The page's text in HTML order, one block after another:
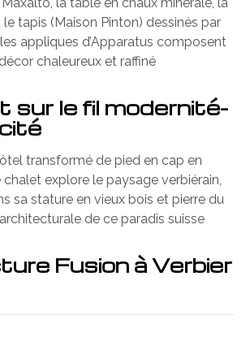
sur le fil modernité-
Fusion à Verbier